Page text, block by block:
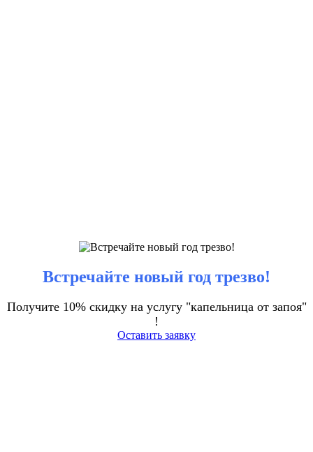
Встречайте новый год трезво!
Получите 10% скидку на услугу "капельница от запоя"
!
Оставить заявку